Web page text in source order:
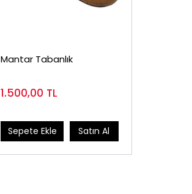
Mantar Tabanlık
1.500,00 TL
Sepete Ekle Satın Al